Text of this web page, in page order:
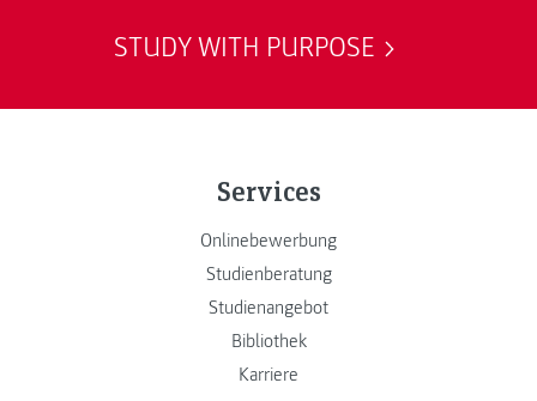
STUDY WITH PURPOSE
Services
Onlinebewerbung
Studienberatung
Studienangebot
Bibliothek
Karriere